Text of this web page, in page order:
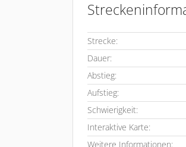
Strecke:
Dauer:
Abstieg:
Aufstieg:
Schwierigkeit:
Interaktive Karte:
Weitere Informationen: